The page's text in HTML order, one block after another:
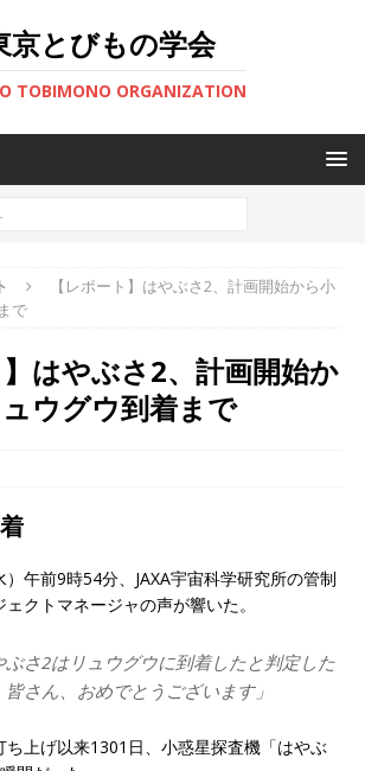
京とびもの学会
TOBIMONO ORGANIZATION
【レポート】はやぶさ2、計画開始から小
で
】はやぶさ2、計画開始か
ウグウ到着まで
午前9時54分、JAXA宇宙科学研究所の管制
クトマネージャの声が響いた。
ぶさ2はリュウグウに到着したと判定した
さん、おめでとうございます」
ち上げ以来1301日、小惑星探査機「はやぶ